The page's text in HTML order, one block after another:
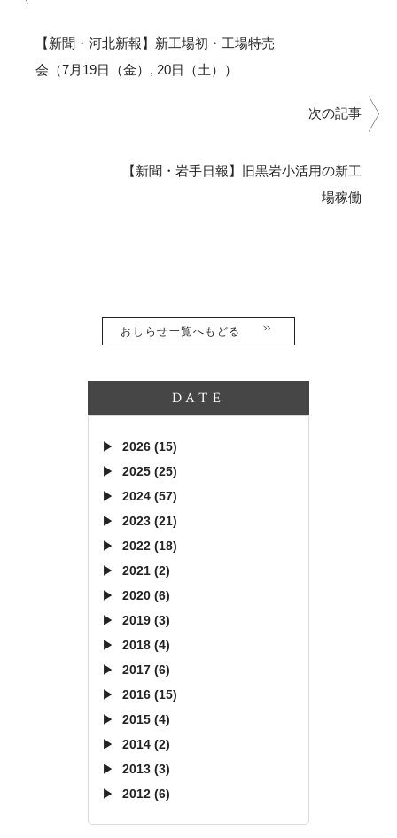
【新聞・河北新報】新工場初・工場特売
会（7月19日（金）, 20日（土））
次の記事
【新聞・岩手日報】旧黒岩小活用の新工
場稼働
おしらせ一覧へもどる
DATE
2026 (15)
2025 (25)
2024 (57)
2023 (21)
2022 (18)
2021 (2)
2020 (6)
2019 (3)
2018 (4)
2017 (6)
2016 (15)
2015 (4)
2014 (2)
2013 (3)
2012 (6)